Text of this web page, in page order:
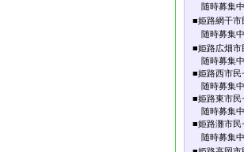
随時募集
■姫路網干市
随時募集
■姫路広畑市
随時募集中
■姫路西市民
随時募集中
■姫路東市民
随時募集中
■姫路灘市民
随時募集